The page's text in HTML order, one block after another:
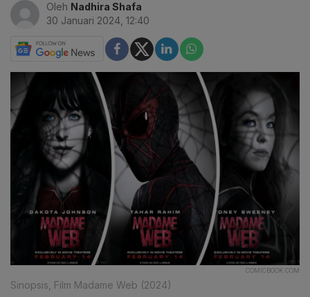
Oleh Nadhira Shafa
30 Januari 2024, 12:40
COMICBOOK.COM
Sinopsis, Film Madame Web (2024)